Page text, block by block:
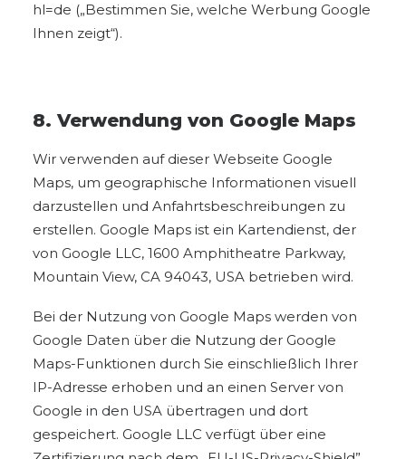
hl=de („Bestimmen Sie, welche Werbung Google
Ihnen zeigt“).
8. Verwendung von Google Maps
Wir verwenden auf dieser Webseite Google
Maps, um geographische Informationen visuell
darzustellen und Anfahrtsbeschreibungen zu
erstellen. Google Maps ist ein Kartendienst, der
von Google LLC, 1600 Amphitheatre Parkway,
Mountain View, CA 94043, USA betrieben wird.
Bei der Nutzung von Google Maps werden von
Google Daten über die Nutzung der Google
Maps-Funktionen durch Sie einschließlich Ihrer
IP-Adresse erhoben und an einen Server von
Google in den USA übertragen und dort
gespeichert. Google LLC verfügt über eine